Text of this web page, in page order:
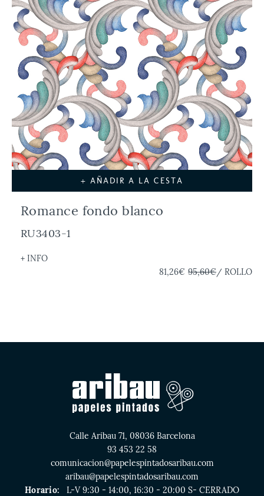
+ AÑADIR A LA CESTA
Romance fondo blanco
RU3403-1
+ INFO
81,26€ 95,60€/ ROLLO
Calle Aribau 71, 08036 Barcelona
93 453 22 58
comunicacion@papelespintadosaribau.com
aribau@papelespintadosaribau.com
Horario:
L-V 9:30 - 14:00, 16:30 - 20:00 S- CERRADO